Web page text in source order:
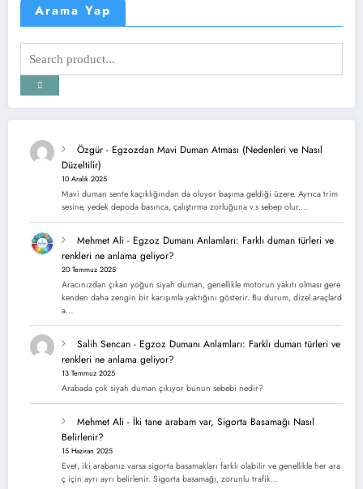
Arama Yap
Özgür - Egzozdan Mavi Duman Atması (Nedenleri ve Nasıl
Düzeltilir)
10 Aralık 2025
Mavi duman sente kaçıklığından da oluyor başıma geldiği üzere. Ayrıca trim
sesine, yedek depoda basınca, çalıştırma zorluğuna v.s sebep olur.…
Mehmet Ali - Egzoz Dumanı Anlamları: Farklı duman türleri ve
renkleri ne anlama geliyor?
20 Temmuz 2025
Aracınızdan çıkan yoğun siyah duman, genellikle motorun yakıtı olması gere
kenden daha zengin bir karışımla yaktığını gösterir. Bu durum, dizel araçlard
a…
Salih Sencan - Egzoz Dumanı Anlamları: Farklı duman türleri ve
renkleri ne anlama geliyor?
13 Temmuz 2025
Arabada çok siyah duman çıkıyor bunun sebebi nedir?
Mehmet Ali - İki tane arabam var, Sigorta Basamağı Nasıl
Belirlenir?
15 Haziran 2025
Evet, iki arabanız varsa sigorta basamakları farklı olabilir ve genellikle her ara
ç için ayrı ayrı belirlenir. Sigorta basamağı, zorunlu trafik…